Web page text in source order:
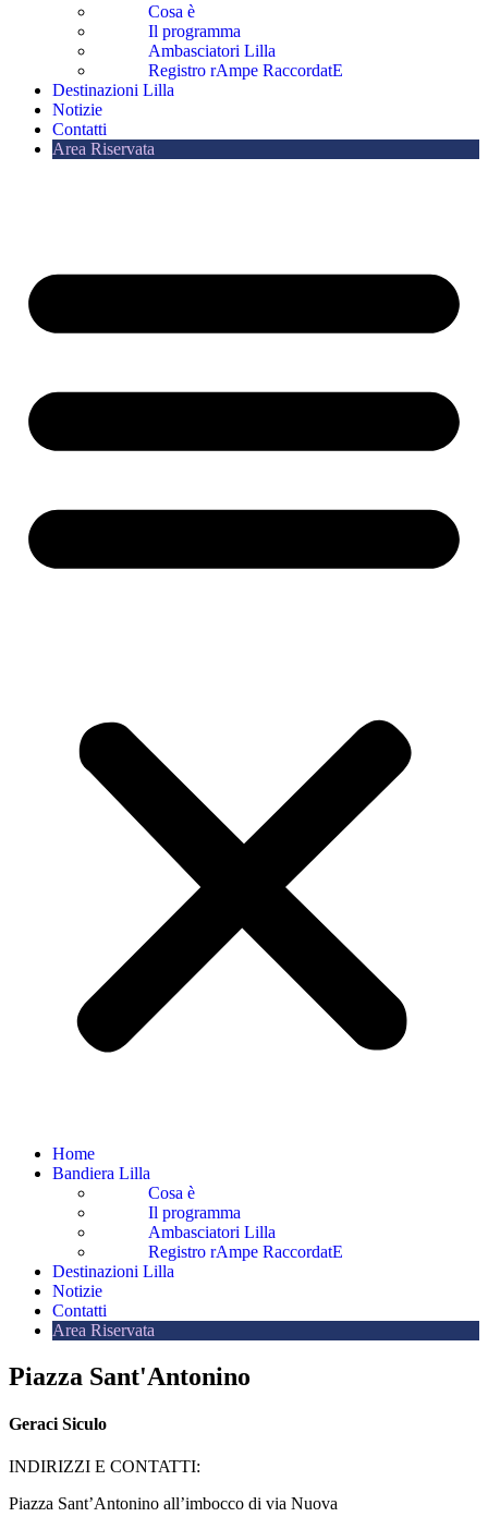
Cosa è
Il programma
Ambasciatori Lilla
Registro rAmpe RaccordatE
Destinazioni Lilla
Notizie
Contatti
Area Riservata
Home
Bandiera Lilla
Cosa è
Il programma
Ambasciatori Lilla
Registro rAmpe RaccordatE
Destinazioni Lilla
Notizie
Contatti
Area Riservata
Piazza Sant'Antonino
Geraci Siculo
INDIRIZZI E CONTATTI:​
Piazza Sant’Antonino all’imbocco di via Nuova